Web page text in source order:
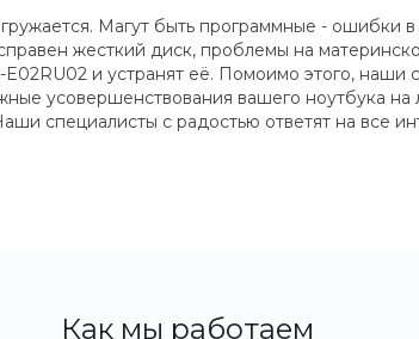
Магут быть программные - ошибки
жесткий диск, проблемы на
и устранят её. Помоимо этого,
усовершенствования вашего ноутбука
специалисты с радостью ответят на все
Как мы работаем